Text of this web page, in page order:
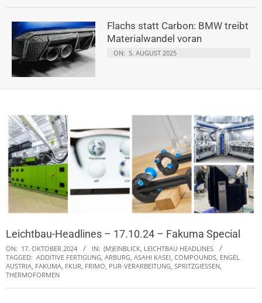
Flachs statt Carbon: BMW treibt
Materialwandel voran
ON: 5. AUGUST 2025
Leichtbau-Headlines – 17.10.24 – Fakuma Special
ON: 17. OKTOBER 2024 IN: (M)EINBLICK LEICHTBAU HEADLINES
TAGGED: ADDITIVE FERTIGUNG ARBURG ASAHI KASEI COMPOUNDS ENGEL
AUSTRIA FAKUMA FKUR FRIMO PUR-VERARBEITUNG SPRITZGIESSEN
THERMOFORMEN